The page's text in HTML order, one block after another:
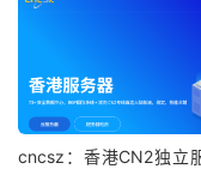
cncsz：香港CN2独立